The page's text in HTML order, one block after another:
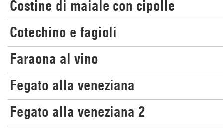
Costine di maiale con cipolle
Cotechino e fagioli
Faraona al vino
Fegato alla veneziana
Fegato alla veneziana 2